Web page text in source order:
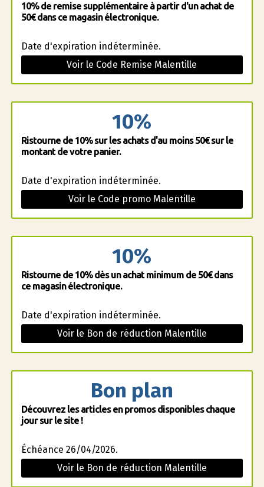
10% de remise supplémentaire à partir d'un achat de
50€ dans ce magasin électronique.
Date d'expiration indéterminée.
Voir le Code Remise Malentille
10%
Ristourne de 10% sur les achats d'au moins 50€ sur le
montant de votre panier.
Date d'expiration indéterminée.
Voir le Code promo Malentille
10%
Ristourne de 10% dès un achat minimum de 50€ dans
ce magasin électronique.
Date d'expiration indéterminée.
Voir le Bon de réduction Malentille
Bon plan
Découvrez les articles en promos disponibles chaque
jour sur le site !
Échéance 26/04/2026.
Voir le Bon de réduction Malentille